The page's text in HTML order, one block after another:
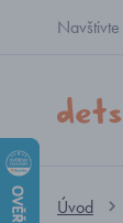
Úvod